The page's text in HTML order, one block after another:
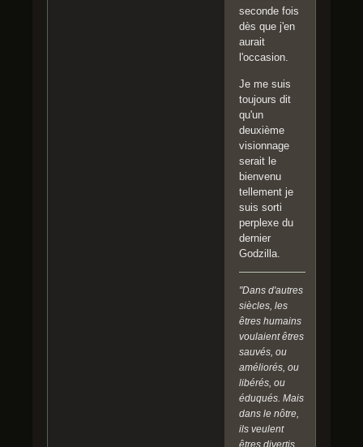
seconde fois
dès que j'en
aurait
l'occasion.
Je me suis
toujours dit
qu'un
deuxième
visionnage
serait le
bienvenu
tellement je
suis sorti
perplexe du
dernier
Godzilla.
"Dans d'autres
siècles, les
êtres humains
voulaient êtres
sauvés, ou
améliorés, ou
libérés, ou
éduqués. Mais
dans le nôtre,
ils veulent
êtres divertis.